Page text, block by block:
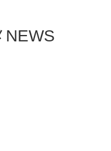
NEWS